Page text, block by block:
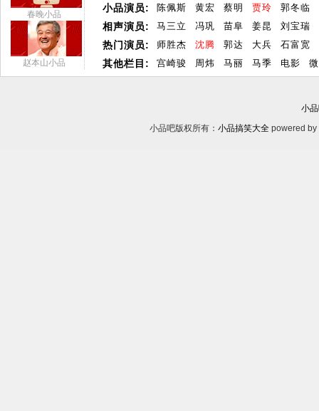
春晚小品
赵本山小品
小品演员:
相声演员:
热门演员:
其他栏目:
陈佩斯 黄宏 蔡明 贾玲
郭冬临
马三立
冯巩 苗阜 姜昆
刘宝瑞
师胜杰
沈腾 郭达 大兵
石富宽
宫崎骏
周炜 马丽 马季 电影
小
小品吧版权所有： 小品搞笑大全 powered by